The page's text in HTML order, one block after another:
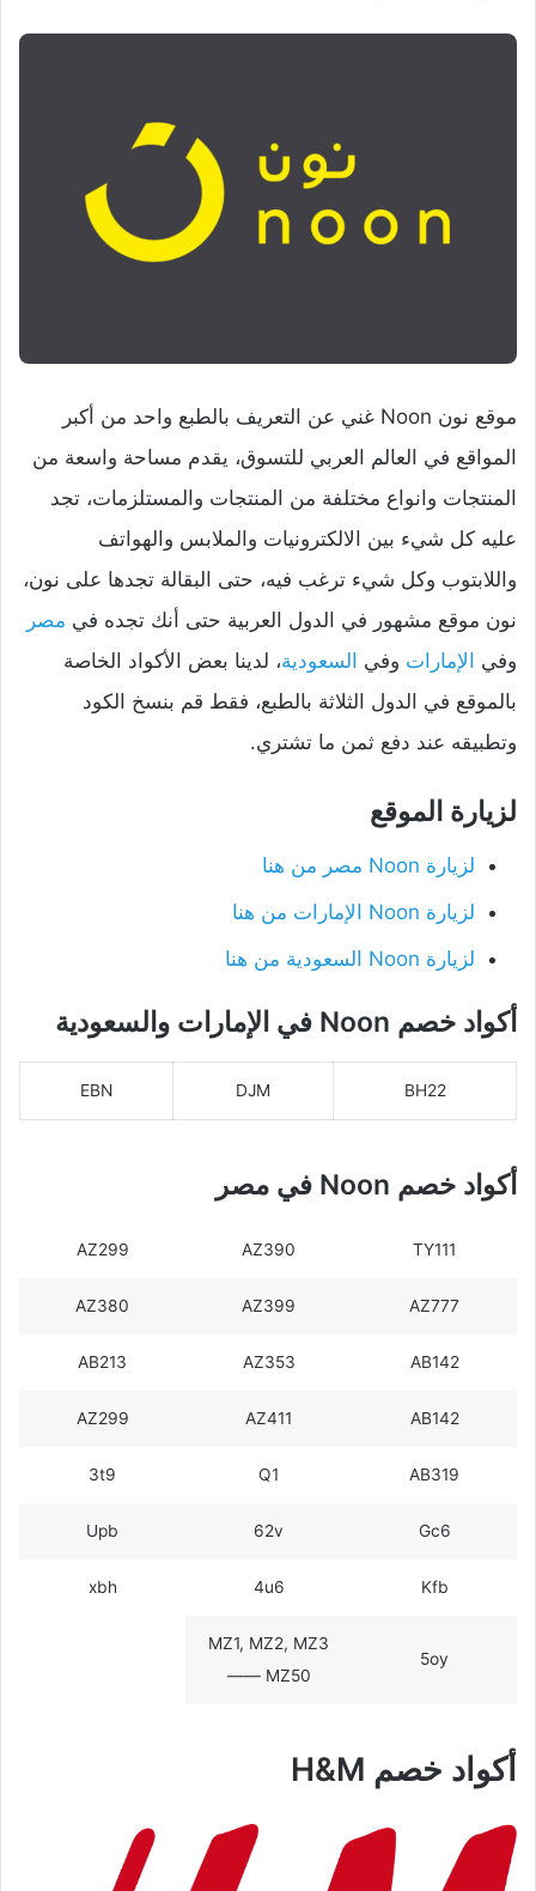
موقع نون Noon غني عن التعريف بالطبع واحد من أكبر
المواقع في العالم العربي للتسوق، يقدم مساحة واسعة من
المنتجات وانواع مختلفة من المنتجات والمستلزمات، تجد
عليه كل شيء بين الالكترونيات والملابس والهواتف
واللابتوب وكل شيء ترغب فيه، حتى البقالة تجدها على نون،
نون موقع مشهور في الدول العربية حتى أنك تجده في مصر
وفي
الإمارات وفي السعودية، لدينا بعض الأكواد الخاصة
بالموقع في الدول الثلاثة بالطبع، فقط قم بنسخ الكود
وتطبيقه عند دفع ثمن ما تشتري.
لزيارة الموقع
لزيارة Noon مصر من هنا
لزيارة Noon الإمارات من هنا
لزيارة Noon السعودية من هنا
أكواد خصم Noon في الإمارات والسعودية
BH22
DJM
EBN
أكواد خصم Noon في مصر
TY111
AZ390
AZ299
AZ777
AZ399
AZ380
AB142
AZ353
AB213
AB142
AZ411
AZ299
AB319
Q1
3t9
Gc6
62v
Upb
Kfb
4u6
xbh
5oy
MZ1, MZ2, MZ3
—— MZ50
أكواد خصم H&M